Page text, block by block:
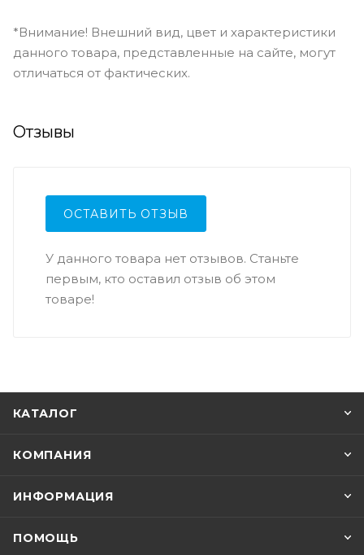
*Внимание! Внешний вид, цвет и характеристики
данного товара, представленные на сайте, могут
отличаться от фактических.
Отзывы
ОСТАВИТЬ ОТЗЫВ
У данного товара нет отзывов. Станьте
первым, кто оставил отзыв об этом
товаре!
КАТАЛОГ
КОМПАНИЯ
ИНФОРМАЦИЯ
ПОМОЩЬ